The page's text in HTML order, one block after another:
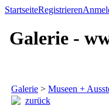
StartseiteRegistrieren
Galerie -
Galerie > Museen +